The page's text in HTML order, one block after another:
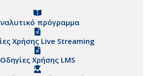
πρόγραμμα
Χρήσης Live Streaming
Οδηγίες Χρήσης LMS